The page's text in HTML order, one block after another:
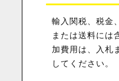
輸入関税、税金
または送料には
加費用は、入札
してください。